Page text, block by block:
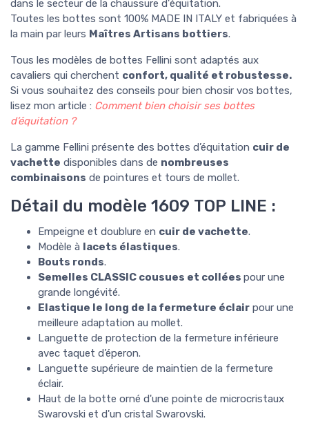
dans le secteur de la chaussure d'équitation.
Toutes les bottes sont 100% MADE IN ITALY et fabriquées à
la main par leurs Maîtres Artisans bottiers.
Tous les modèles de bottes Fellini sont adaptés aux
cavaliers qui cherchent confort, qualité et robustesse.
Si vous souhaitez des conseils pour bien chosir vos bottes,
lisez mon article : Comment bien choisir ses bottes
d’équitation ?
La gamme Fellini présente des bottes d’équitation cuir de
vachette disponibles dans de nombreuses
combinaisons de pointures et tours de mollet.
Détail du modèle 1609 TOP LINE :
Empeigne et doublure en cuir de vachette.
Modèle à lacets élastiques.
Bouts ronds.
Semelles CLASSIC cousues et collées pour une
grande longévité.
Elastique le long de la fermeture éclair pour une
meilleure adaptation au mollet.
Languette de protection de la fermeture inférieure
avec taquet d’éperon.
Languette supérieure de maintien de la fermeture
éclair.
Haut de la botte orné d'une pointe de microcristaux
Swarovski et d'un cristal Swarovski.